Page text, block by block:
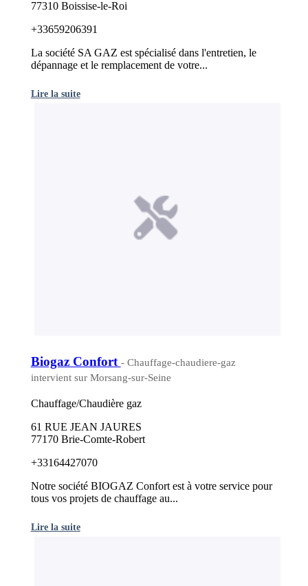
77310 Boissise-le-Roi
+33659206391
La société SA GAZ est spécialisé dans l'entretien, le
dépannage et le remplacement de votre...
Lire la suite
Biogaz Confort - Chauffage-chaudiere-gaz
intervient sur Morsang-sur-Seine
Chauffage/Chaudière gaz
61 RUE JEAN JAURES
77170 Brie-Comte-Robert
+33164427070
Notre société BIOGAZ Confort est à votre service pour
tous vos projets de chauffage au...
Lire la suite